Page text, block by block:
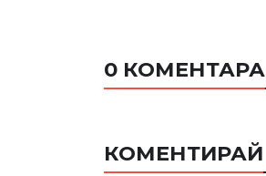
0 КОМЕНТАРА
КОМЕНТИРАЙ